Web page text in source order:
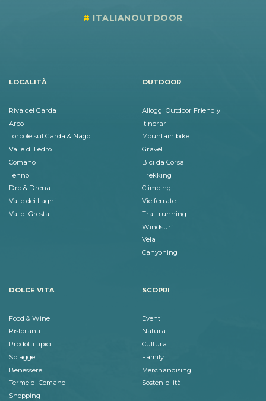
ITALIANOUTDOOR
LOCALITÀ
Riva del Garda
Arco
Torbole sul Garda & Nago
Valle di Ledro
Comano
Tenno
Dro & Drena
Valle dei Laghi
Val di Gresta
OUTDOOR
Alloggi Outdoor Friendly
Itinerari
Mountain bike
Gravel
Bici da Corsa
Trekking
Climbing
Vie ferrate
Trail running
Windsurf
Vela
Canyoning
DOLCE VITA
Food & Wine
Ristoranti
Prodotti tipici
Spiagge
Benessere
Terme di Comano
Shopping
SCOPRI
Eventi
Natura
Cultura
Family
Merchandising
Sostenibilità